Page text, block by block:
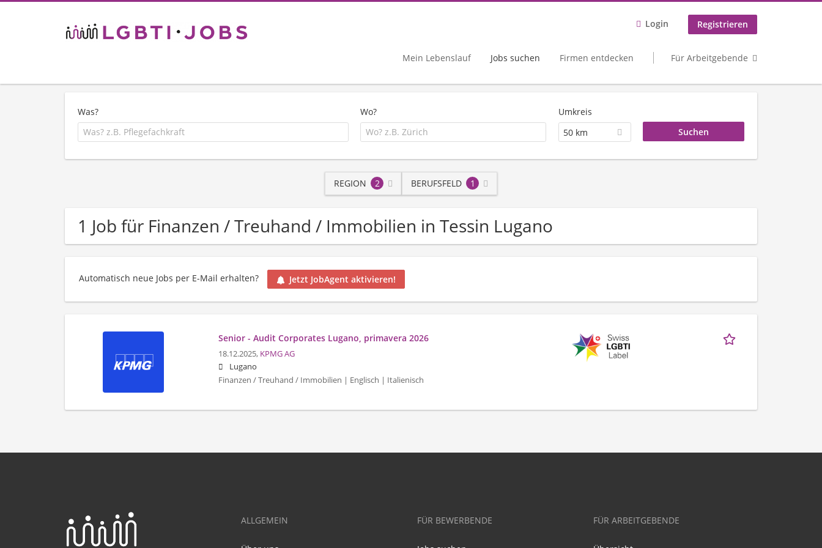
Login Registrieren
Mein Lebenslauf Jobs suchen Firmen entdecken Für Arbeitgebende
Was? Wo?
Umkreis
50 km
REGION 2 BERUFSFELD 1
1 Job für Finanzen / Treuhand / Immobilien in Tessin Lugano
Automatisch neue Jobs per E-Mail erhalten? Jetzt JobAgent aktivieren!
Senior - Audit Corporates Lugano, primavera 2026
18.12.2025, KPMG AG
Lugano
Finanzen / Treuhand / Immobilien | Englisch | Italienisch
ALLGEMEIN FÜR BEWERBENDE FÜR ARBEITGEBENDE